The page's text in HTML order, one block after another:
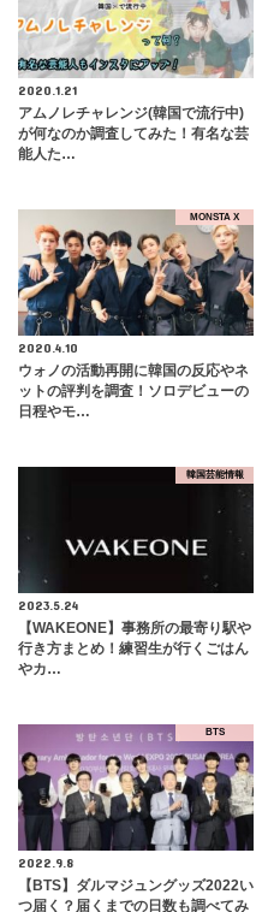
2020.1.21
アムノレチャレンジ(韓国で流行中)
が何なのか調査してみた！有名な芸
能人た…
MONSTA X
2020.4.10
ウォノの活動再開に韓国の反応やネ
ットの評判を調査！ソロデビューの
日程やモ…
韓国芸能情報
2023.5.24
【WAKEONE】事務所の最寄り駅や
行き方まとめ！練習生が行くごはん
やカ…
BTS
2022.9.8
【BTS】ダルマジュングッズ2022い
つ届く？届くまでの日数も調べてみ